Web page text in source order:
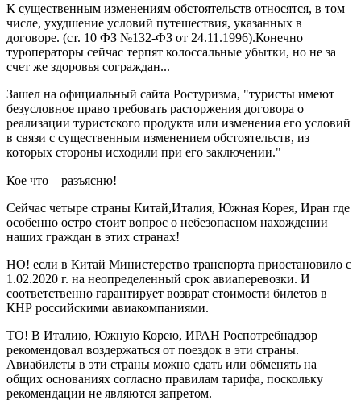
К существенным изменениям обстоятельств относятся, в том
числе, ухудшение условий путешествия, указанных в
договоре. (ст. 10 ФЗ №132-ФЗ от 24.11.1996).Конечно
туроператоры сейчас терпят колоссальные убытки, но не за
счет же здоровья сограждан...
Зашел на официальный сайта Ростуризма, "туристы имеют
безусловное право требовать расторжения договора о
реализации туристского продукта или изменения его условий
в связи с существенным изменением обстоятельств, из
которых стороны исходили при его заключении."
Кое что ⠀разъясню!
Сейчас четыре страны Китай,Италия, Южная Корея, Иран где
особенно остро стоит вопрос о небезопасном нахождении
наших граждан в этих странах!
НО! если в Китай Министерство транспорта приостановило с
1.02.2020 г. на неопределенный срок авиаперевозки. И
соответственно гарантирует возврат стоимости билетов в
КНР российскими авиакомпаниями.
ТО! В Италию, Южную Корею, ИРАН Роспотребнадзор
рекомендовал воздержаться от поездок в эти страны.
Авиабилеты в эти страны можно сдать или обменять на
общих основаниях согласно правилам тарифа, поскольку
рекомендации не являются запретом.